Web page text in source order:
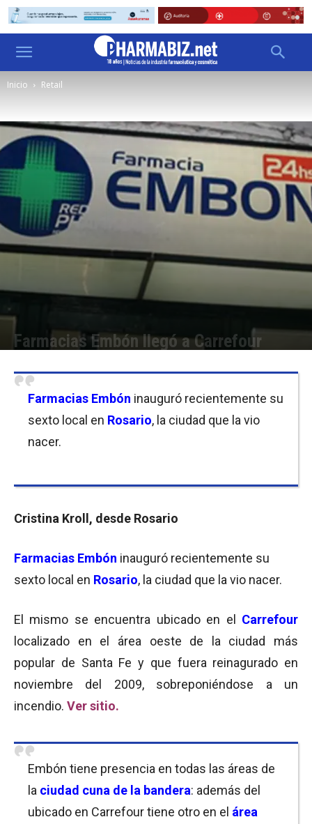
Inicio Retail
Farmacias Embón llegó a Carrefour
Farmacias Embón inauguró recientemente su
sexto local en Rosario, la ciudad que la vio
nacer.
Cristina Kroll, desde Rosario
Farmacias Embón inauguró recientemente su
sexto local en Rosario, la ciudad que la vio nacer.
El mismo se encuentra ubicado en el Carrefour
localizado en el área oeste de la ciudad más
popular de Santa Fe y que fuera reinagurado en
noviembre del 2009, sobreponiéndose a un
incendio. Ver sitio.
Embón tiene presencia en todas las áreas de
la ciudad cuna de la bandera: además del
ubicado en Carrefour tiene otro en el área